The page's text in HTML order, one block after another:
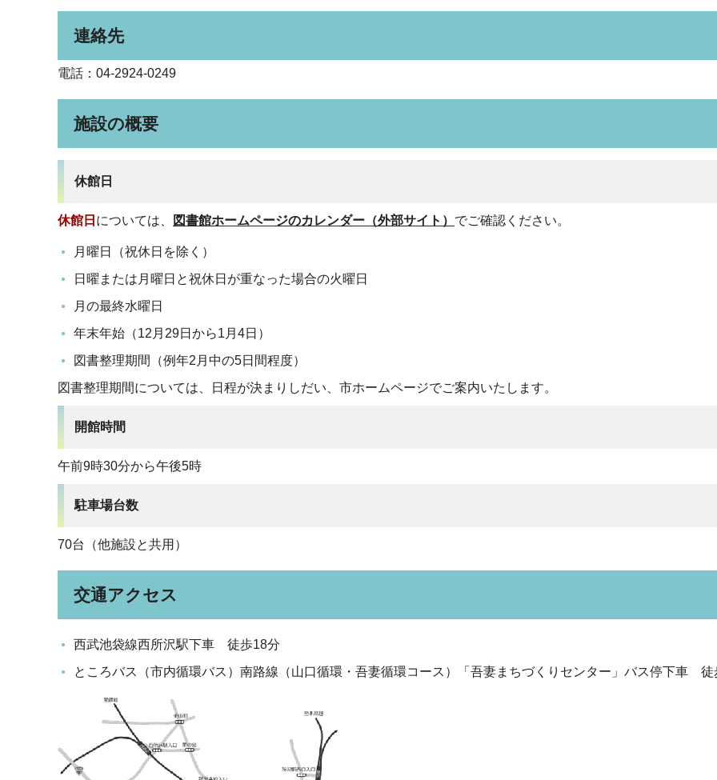
連絡先
電話：04-2924-0249
施設の概要
休館日
休館日 については、 図書館ホームページのカレンダー（外部サイト） でご確認ください。
月曜日（祝休日を除く）
日曜または月曜日と祝休日が重なった場合の火曜日
月の最終水曜日
年末年始（12月29日から1月4日）
図書整理期間（例年2月中の5日間程度）
図書整理期間については、日程が決まりしだい、市ホームページでご案内いたします。
開館時間
午前9時30分から午後5時
駐車場台数
70台（他施設と共用）
交通アクセス
西武池袋線西所沢駅下車 徒歩18分
ところバス（市内循環バス）南路線（山口循環・吾妻循環コース）「吾妻まちづくりセンター」バス停下車 徒